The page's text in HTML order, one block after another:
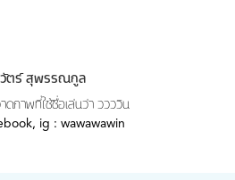
ตร์ สุพรรณกูล
ดภาพที่ใช้ชื่อเล่นว่า ววววิน
ig : wawawawin